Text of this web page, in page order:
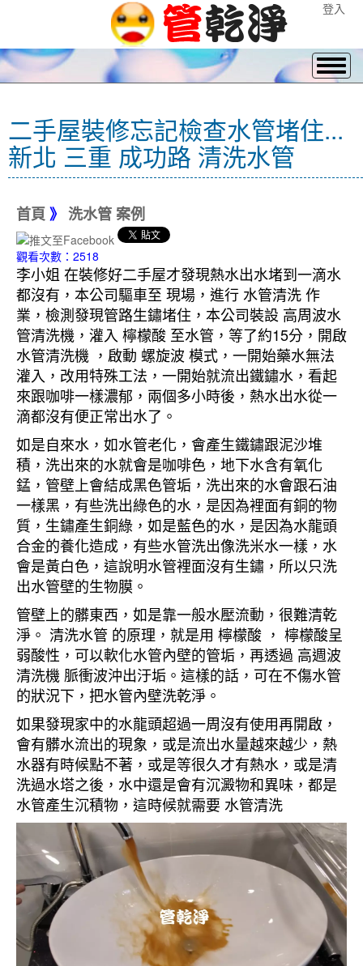
登入
二手屋裝修忘記檢查水管堵住...
新北 三重 成功路 清洗水管
首頁 》 洗水管 案例
觀看次數：2518
李小姐 在裝修好二手屋才發現熱水出水堵到一滴水
都沒有，本公司驅車至 現場，進行 水管清洗 作
業，檢測發現管路生鏽堵住，本公司裝設 高周波水
管清洗機，灌入 檸檬酸 至水管，等了約15分，開啟
水管清洗機 ，啟動 螺旋波 模式，一開始藥水無法
灌入，改用特殊工法，一開始就流出鐵鏽水，看起
來跟咖啡一樣濃郁，兩個多小時後，熱水出水從一
滴都沒有便正常出水了。
如是自來水，如水管老化，會產生鐵鏽跟泥沙堆
積，洗出來的水就會是咖啡色，地下水含有氧化
錳，管壁上會結成黑色管垢，洗出來的水會跟石油
一樣黑，有些洗出綠色的水，是因為裡面有銅的物
質，生鏽產生銅綠，如是藍色的水，是因為水龍頭
合金的養化造成，有些水管洗出像洗米水一樣，水
會是黃白色，這說明水管裡面沒有生鏽，所以只洗
出水管壁的生物膜。
管壁上的髒東西，如是靠一般水壓流動，很難清乾
淨。 清洗水管 的原理，就是用 檸檬酸 ， 檸檬酸呈
弱酸性，可以軟化水管內壁的管垢，再透過 高週波
清洗機 脈衝波沖出汙垢。這樣的話，可在不傷水管
的狀況下，把水管內壁洗乾淨。
如果發現家中的水龍頭超過一周沒有使用再開啟，
會有髒水流出的現象，或是流出水量越來越少，熱
水器有時候點不著，或是等很久才有熱水，或是清
洗過水塔之後，水中還是會有沉澱物和異味，都是
水管產生沉積物，這時候就需要 水管清洗